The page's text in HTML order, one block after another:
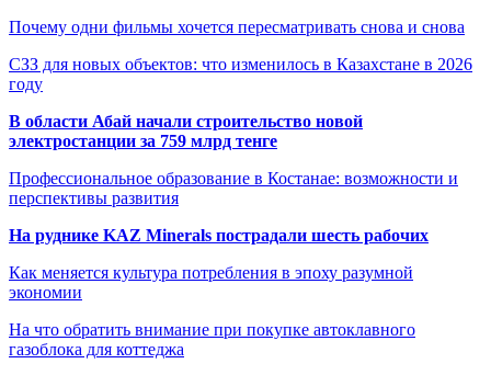
Почему одни фильмы хочется пересматривать снова и снова
СЗЗ для новых объектов: что изменилось в Казахстане в 2026
году
В области Абай начали строительство новой
электростанции за 759 млрд тенге
Профессиональное образование в Костанае: возможности и
перспективы развития
На руднике KAZ Minerals пострадали шесть рабочих
Как меняется культура потребления в эпоху разумной
экономии
На что обратить внимание при покупке автоклавного
газоблока для коттеджа